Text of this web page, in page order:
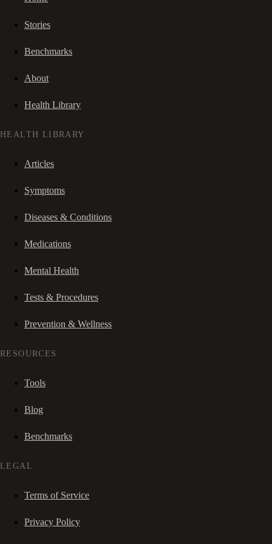
Stories
Benchmarks
About
Health Library
HEALTH LIBRARY
Articles
Symptoms
Diseases & Conditions
Medications
Mental Health
Tests & Procedures
Prevention & Wellness
RESOURCES
Tools
Blog
Benchmarks
LEGAL
Terms of Service
Privacy Policy